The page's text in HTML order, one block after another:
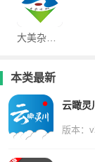
大美杂多app
本类最新
云瞰灵
版本：